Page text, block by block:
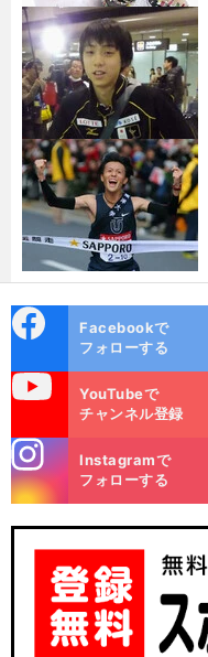
ok
Facebookで
フォローする
YouTubeで
チャンネル登録
m
Instagramで
フォローする